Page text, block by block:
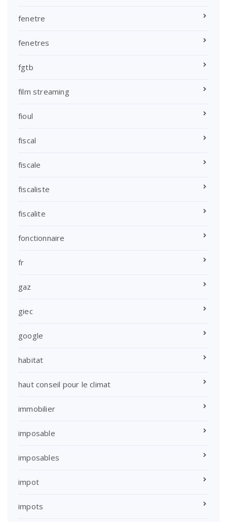
fenetre
fenetres
fgtb
film streaming
fioul
fiscal
fiscale
fiscaliste
fiscalite
fonctionnaire
fr
gaz
giec
google
habitat
haut conseil pour le climat
immobilier
imposable
imposables
impot
impots